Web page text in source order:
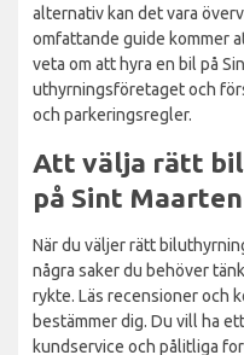
alternativ kan det vara
omfattande guide kommer
veta om att hyra en bil på
uthyrningsföretaget och
och parkeringsregler.
Att välja rätt
på Sint Maarten
När du väljer rätt
några saker du behöver
rykte. Läs recensioner och
bestämmer dig. Du vill ha
kundservice och pålitliga